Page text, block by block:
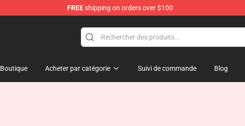
FREEshipping on orders over $100
Boutique Acheter par catégorie Suivi de commande Blog